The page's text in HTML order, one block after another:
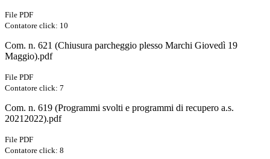
File PDF
Contatore click: 10
Com. n. 621 (Chiusura parcheggio plesso Marchi Giovedì 19
Maggio).pdf
File PDF
Contatore click: 7
Com. n. 619 (Programmi svolti e programmi di recupero a.s.
20212022).pdf
File PDF
Contatore click: 8